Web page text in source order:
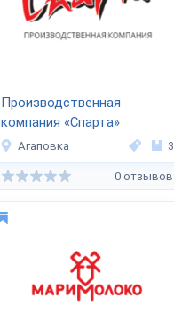
Производственная
компания «Спарта»
Агаповка 3
0 отзывов